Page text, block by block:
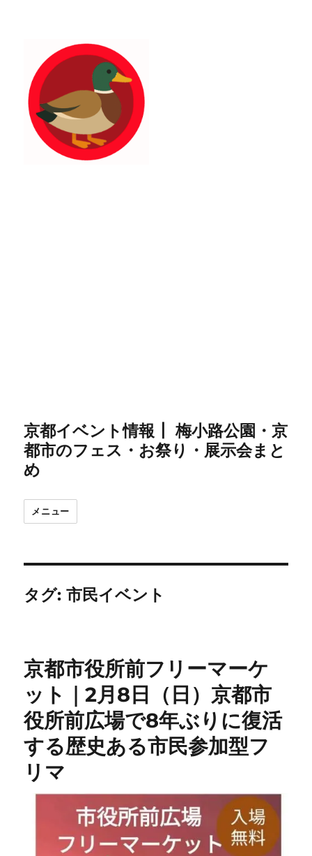
京都イベント情報┃ 梅小路公園・京
都市のフェス・お祭り・展示会まと
め
メニュー
タグ:市民イベント
京都市役所前フリーマーケ
ット｜2月8日（日）京都市
役所前広場で8年ぶりに復活
する歴史ある市民参加型フ
リマ